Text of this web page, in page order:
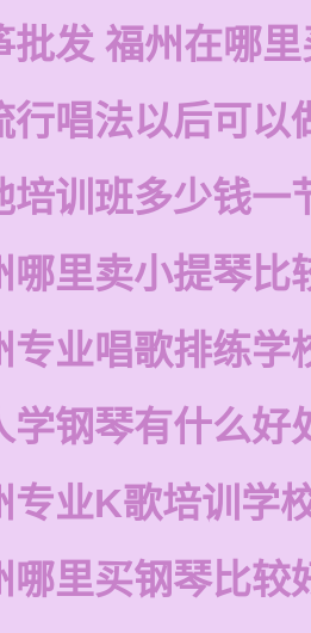
批发 福州在哪
行唱法以后可以
培训班多少钱一
哪里卖小提琴比
专业唱歌排练学
学钢琴有什么好
专业K歌培训学
哪里买钢琴比较